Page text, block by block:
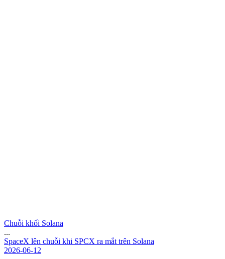
Chuỗi khối Solana
...
SpaceX lên chuỗi khi SPCX ra mắt trên Solana
2026-06-12